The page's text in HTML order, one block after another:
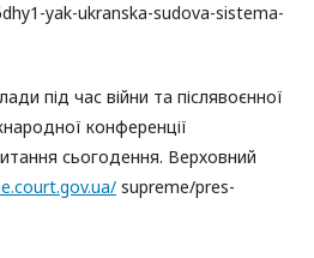
yak-ukranska-sudova-sistema-
під час війни та післявоєнної
конференції
сьогодення. Верховний
supreme/pres-